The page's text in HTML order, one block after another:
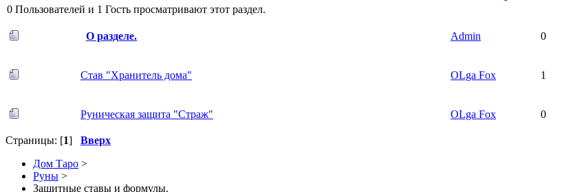
0 Пользователей и 1 Гость просматривают этот раздел.
О разделе. Admin 0
Став "Хранитель дома" OLga Fox 1
Руническая защита "Страж" OLga Fox 0
Страницы: [1] Вверх
Дом Таро >
Руны >
Защитные ставы и формулы.